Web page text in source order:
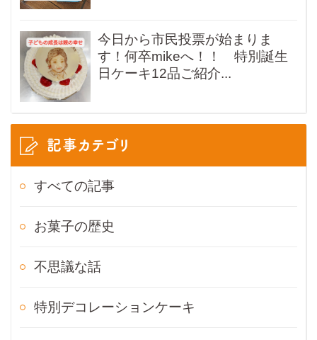
今日から市民投票が始まりま
す！何卒mikeへ！！ 特別誕生
日ケーキ12品ご紹介...
記事カテゴリ
すべての記事
お菓子の歴史
不思議な話
特別デコレーションケーキ